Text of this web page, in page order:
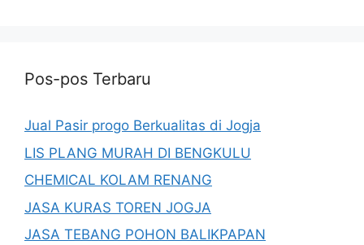
Pos-pos Terbaru
Jual Pasir progo Berkualitas di Jogja
LIS PLANG MURAH DI BENGKULU
CHEMICAL KOLAM RENANG
JASA KURAS TOREN JOGJA
JASA TEBANG POHON BALIKPAPAN